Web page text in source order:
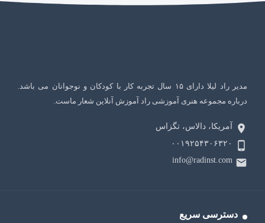
مدیر راد لیلا دارای ۱۵ سال تجربه کار با کودکان و نوجوانان می باشد.
درباره مجموعه هنری آموزشی راد آموزش آنلاین شعار ماست.
آمریکا، دالاس، تگزاس
۰۰۱۹۲۵۴۳۰۶۳۲۰
info@radinst.com
دسترسی سریع